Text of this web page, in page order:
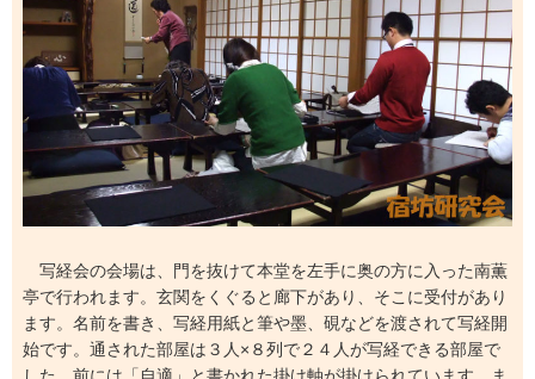
写経会の会場は、門を抜けて本堂を左手に奥の方に入った南薫
亭で行われます。玄関をくぐると廊下があり、そこに受付があり
ます。名前を書き、写経用紙と筆や墨、硯などを渡されて写経開
始です。通された部屋は３人×８列で２４人が写経できる部屋で